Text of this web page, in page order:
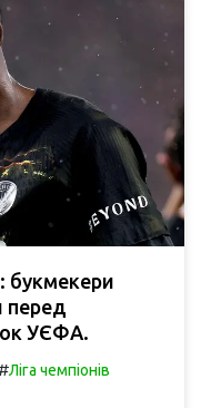
букмекери
перед
УЄФА.
Ліга чемпіонів